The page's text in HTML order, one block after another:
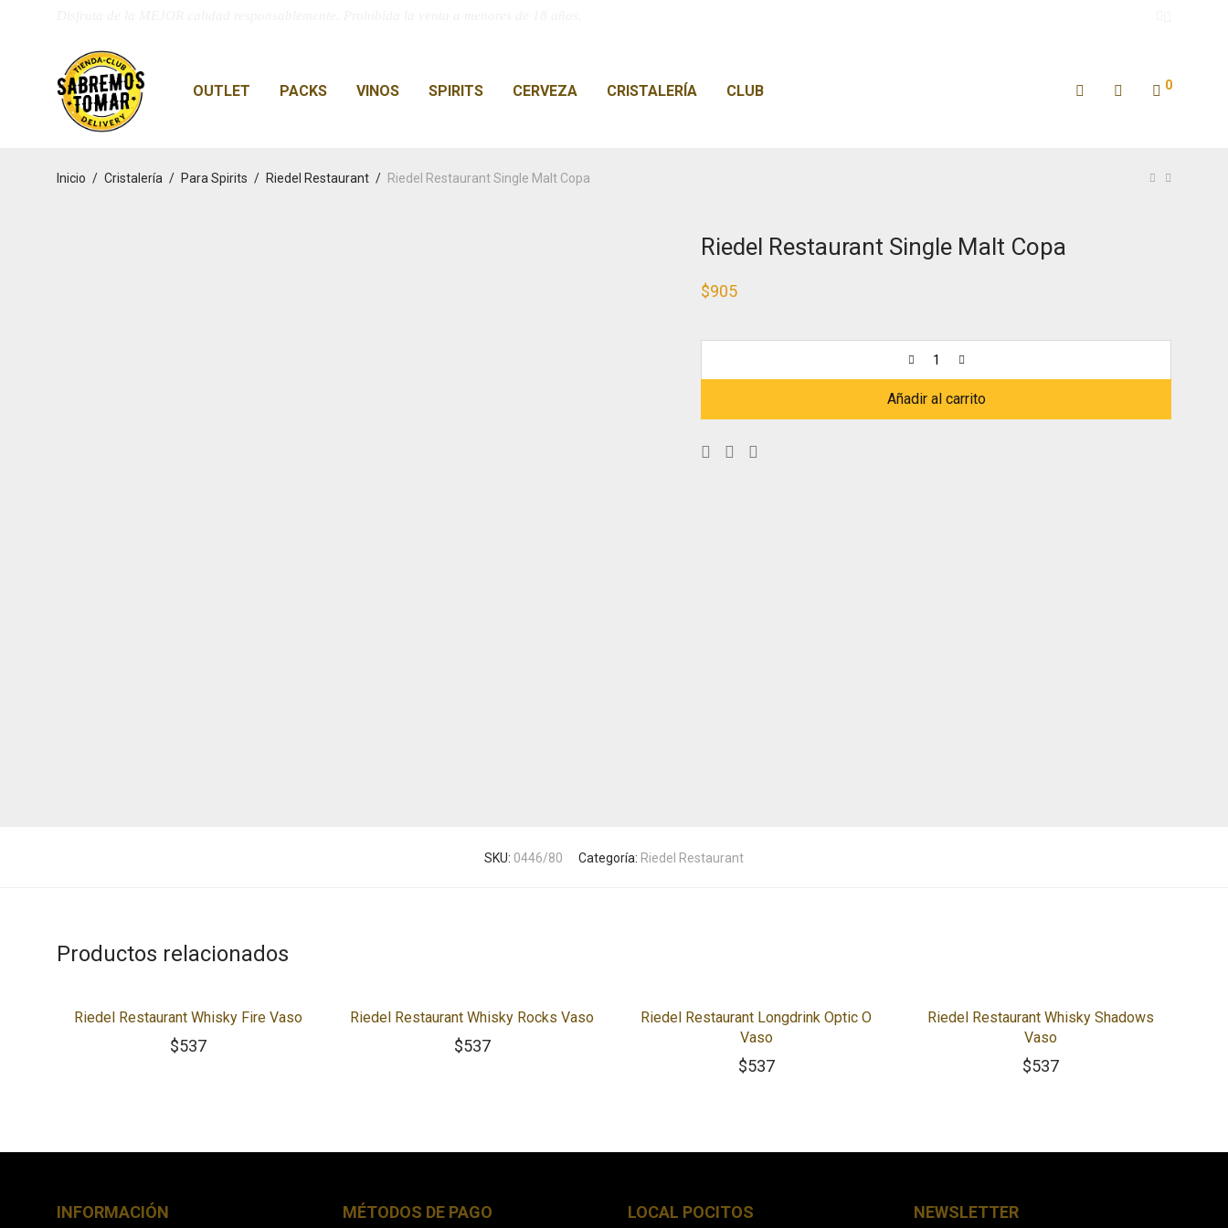
OUTLET PACKS VINOS SPIRITS CERVEZA CRISTALERÍA CLUB 0
Inicio / Cristalería / Para Spirits / Riedel Restaurant / Riedel Restaurant Single Malt Copa
Riedel Restaurant Single Malt Copa
$905
Añadir al carrito
SKU: 0446/80 Categoría: Riedel Restaurant
Productos relacionados
Riedel Restaurant Whisky Fire Vaso
$537
Riedel Restaurant Whisky Rocks Vaso
$537
Riedel Restaurant Longdrink Optic O
Vaso
$537
Riedel Restaurant Whisky Shadows
Vaso
$537
INFORMACIÓN MÉTODOS DE PAGO LOCAL POCITOS NEWSLETTER